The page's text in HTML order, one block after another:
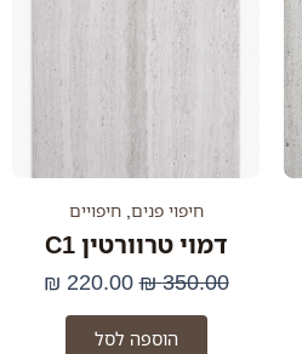
חיפוי פנים ,חיפויים
דמוי טרוורטין C1
350.00
₪
היה:
350.00 ₪.
220.00
₪
₪.
הוספה לסל